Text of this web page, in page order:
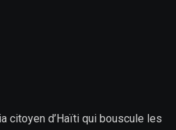
citoyen d’Haïti qui bouscule les